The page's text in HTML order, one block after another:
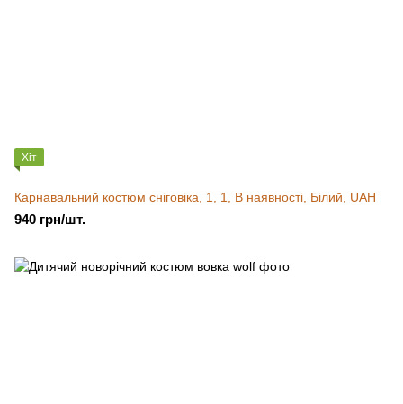
Хіт
Карнавальний костюм сніговіка, 1, 1, В наявності, Білий, UAH
940 грн/шт.